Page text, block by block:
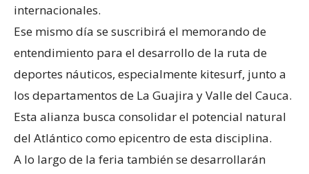
internacionales.
Ese mismo día se suscribirá el memorando de
entendimiento para el desarrollo de la ruta de
deportes náuticos, especialmente kitesurf, junto a
los departamentos de La Guajira y Valle del Cauca.
Esta alianza busca consolidar el potencial natural
del Atlántico como epicentro de esta disciplina.
A lo largo de la feria también se desarrollarán